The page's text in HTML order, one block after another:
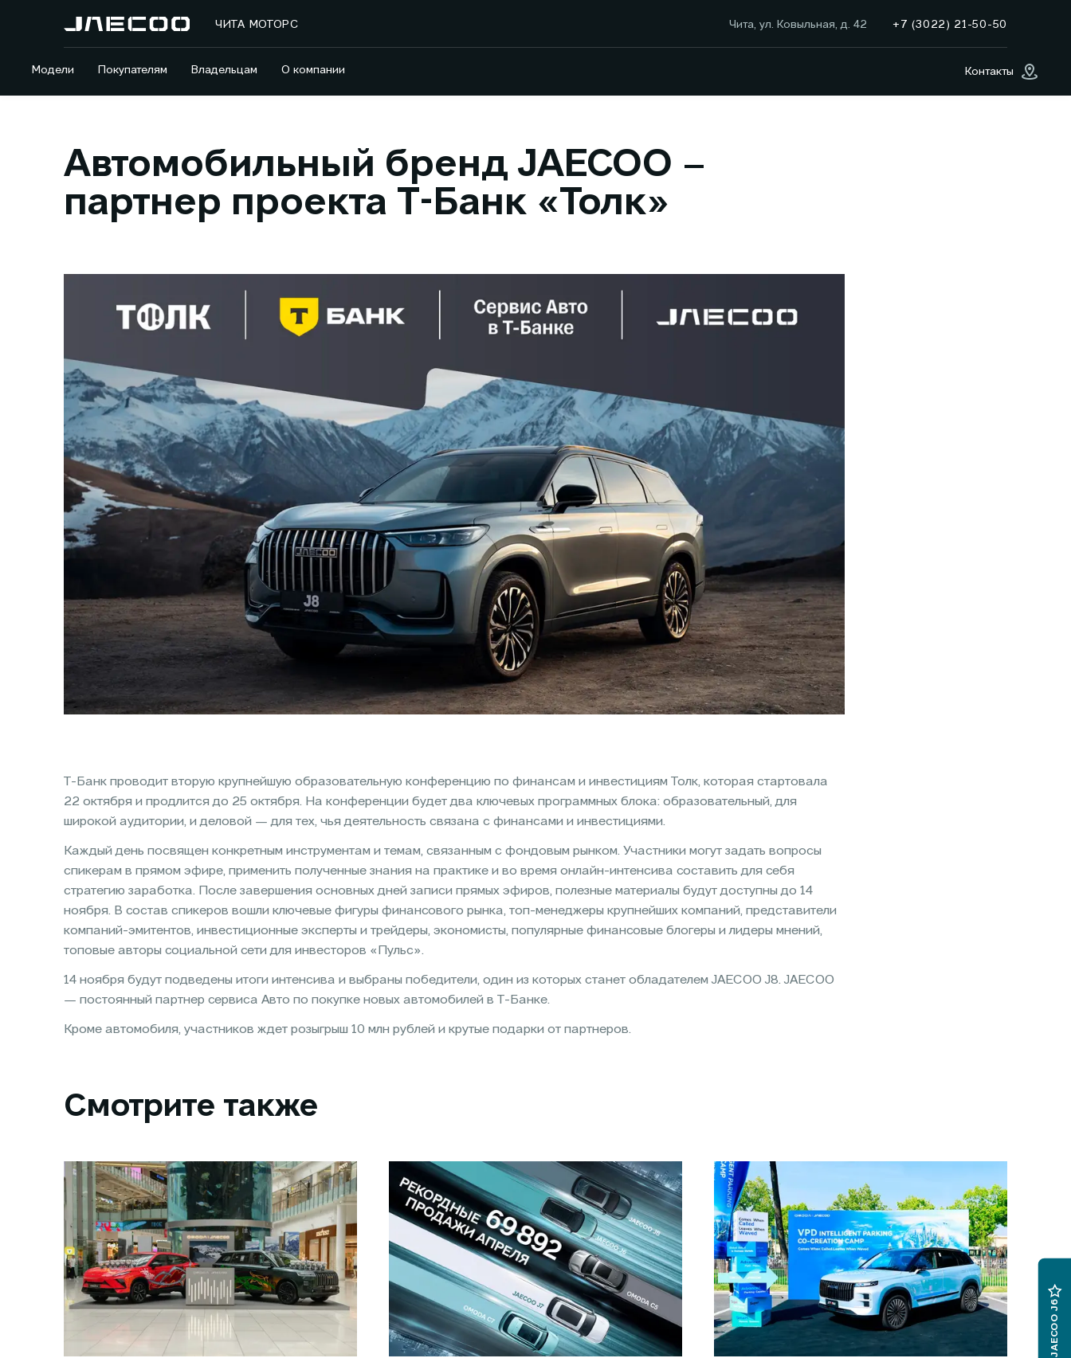
ЧИТА МОТОРС Чита, ул. Ковыльная, д. 42 +7 (3022) 21-50-50
Модели Покупателям Владельцам О компании Контакты
JAECOO J6
Автомобильный бренд JAECOO –
партнер проекта Т-Банк «Толк»
Т-Банк проводит вторую крупнейшую образовательную конференцию по финансам и инвестициям Толк, которая стартовала
22 октября и продлится до 25 октября. На конференции будет два ключевых программных блока: образовательный, для
широкой аудитории, и деловой — для тех, чья деятельность связана с финансами и инвестициями.
Каждый день посвящен конкретным инструментам и темам, связанным с фондовым рынком. Участники могут задать вопросы
спикерам в прямом эфире, применить полученные знания на практике и во время онлайн-интенсива составить для себя
стратегию заработка. После завершения основных дней записи прямых эфиров, полезные материалы будут доступны до 14
ноября. В состав спикеров вошли ключевые фигуры финансового рынка, топ-менеджеры крупнейших компаний, представители
компаний-эмитентов, инвестиционные эксперты и трейдеры, экономисты, популярные финансовые блогеры и лидеры мнений,
топовые авторы социальной сети для инвесторов «Пульс».
14 ноября будут подведены итоги интенсива и выбраны победители, один из которых станет обладателем JAECOO J8. JAECOO
— постоянный партнер сервиса Авто по покупке новых автомобилей в Т-Банке.
Кроме автомобиля, участников ждет розыгрыш 10 млн рублей и крутые подарки от партнеров.
Смотрите также